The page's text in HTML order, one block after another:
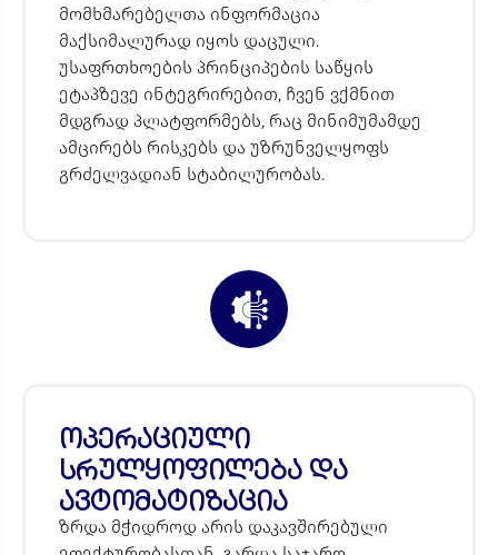
მომხმარებელთა ინფორმაცია
მაქსიმალურად იყოს დაცული.
უსაფრთხოების პრინციპების საწყის
ეტაპზევე ინტეგრირებით, ჩვენ ვქმნით
მდგრად პლატფორმებს, რაც მინიმუმამდე
ამცირებს რისკებს და უზრუნველყოფს
გრძელვადიან სტაბილურობას.
ოპერაციული
სრულყოფილება და
ავტომატიზაცია
ზრდა მჭიდროდ არის დაკავშირებული